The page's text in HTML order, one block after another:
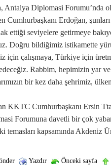
Antalya Diplomasi Forumu’nda
Cumhurbaşkanı Erdoğan,
ettiği seviyelere getirmeye
Doğru bildiğimiz istikamette
için çalışmaya, Türkiye için
Rabbim, hepimizin yar
bir kez daha şehrimiz,
KKTC Cumhurbaşkanı Ersin
Forumuna davetli bir çok
temasları kapsamında Akdeniz
Yazdır Önceki sayfa